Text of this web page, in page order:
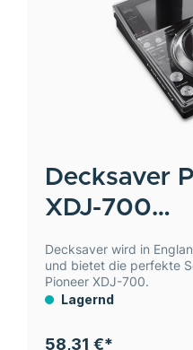
Decksaver
XDJ-700
Decksaver wird in
und bietet die perfekte
Pioneer XDJ-700.
Lagernd
58,31 €*